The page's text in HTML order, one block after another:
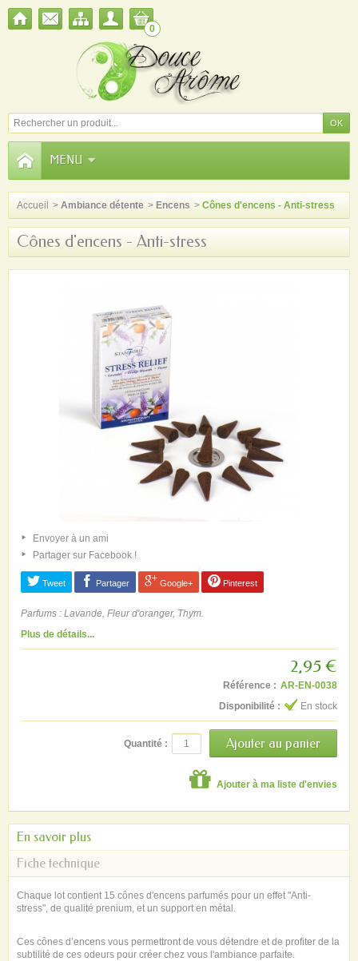
0
MENU
Accueil > Ambiance détente > Encens > Cônes d'encens - Anti-stress
Cônes d'encens - Anti-stress
Envoyer à un ami
Partager sur Facebook !
Tweet Partager Google+ Pinterest
Parfums : Lavande, Fleur d'oranger, Thym.
Plus de détails...
2,95 €
Référence : AR-EN-0038
Disponibilité :
En stock
Quantité :
Ajouter à ma liste d'envies
En savoir plus
Fiche technique
Chaque lot contient 15 cônes d'encens parfumés pour un effet "Anti-
stress", de qualité prenium, et un support en métal.
Ces cônes d’encens vous permettront de vous détendre et de profiter de la
subtilité de ces odeurs pour créer chez vous l'ambiance parfaite.